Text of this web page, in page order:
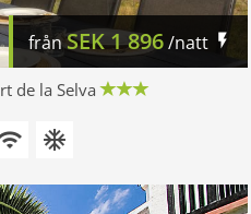
frånSEK1 896/natt
de la Selva